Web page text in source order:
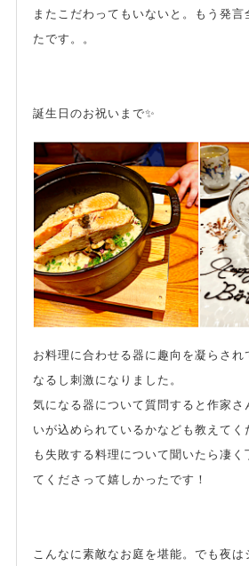
またこだわってもいないと。もう発言
たです。。
誕生日のお祝いまで✨
お料理に合わせる器に趣向を凝らされ
なるし刺激になりました。
気になる器について質問すると作家さ
いが込められているかなども教えてく
も失敗する料理について聞いたら凄く
てくださって嬉しかったです！
こんなに素敵なお庭を堪能。でも夜は